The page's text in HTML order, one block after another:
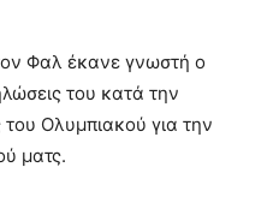
Φαλ έκανε γνωστή ο
του κατά την
Ολυμπιακού για την
ματς.